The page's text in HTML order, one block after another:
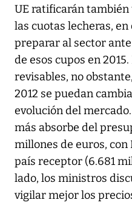
UE ratificarán también
las cuotas lecheras, en
preparar al sector
de esos cupos en
revisables, no
2012 se puedan
evolución del
más absorbe del
millones de euros, con
país receptor (6.681
lado, los ministros
vigilar mejor los